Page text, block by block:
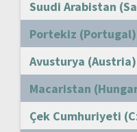
Suudi Arabistan
Portekiz (Portugal)
Avusturya (Austria)
Macaristan
Çek Cumhuriyeti